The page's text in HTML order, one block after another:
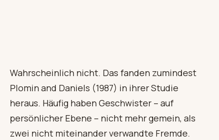
Wahrscheinlich nicht. Das fanden zumindest
Plomin and Daniels (1987) in ihrer Studie
heraus. Häufig haben Geschwister – auf
persönlicher Ebene – nicht mehr gemein, als
zwei nicht miteinander verwandte Fremde.